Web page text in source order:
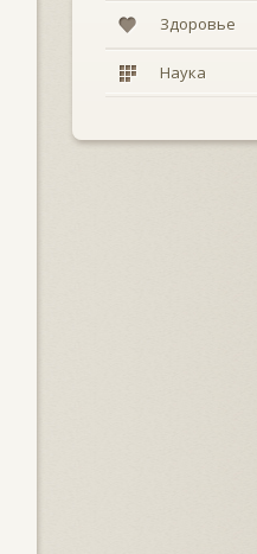
Здоровье
Наука